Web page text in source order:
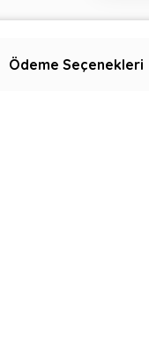
Ödeme Seçenekleri